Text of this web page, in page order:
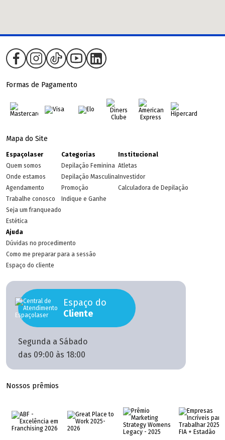
Formas de Pagamento
Mapa do Site
Espaçolaser
Quem somos
Onde estamos
Agendamento
Trabalhe conosco
Seja um franqueado
Estética
Categorias
Depilação Feminina
Depilação Masculina
Promoção
Indique e Ganhe
Institucional
Atletas
Investidor
Calculadora de Depilação
Ajuda
Dúvidas no procedimento
Como me preparar para a sessão
Espaço do cliente
Espaço do
Cliente
Segunda a Sábado
das 09:00 às 18:00
Nossos prêmios